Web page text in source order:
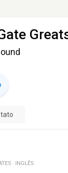
· INGLÊS